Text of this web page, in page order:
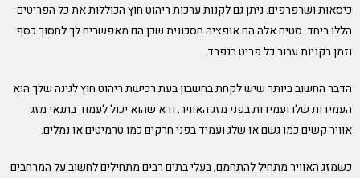
כיסאות ושרפרפים. ניתן גם לקנות ערכות ריהוט חוץ הכוללות את כל הפריטים
הללו ביחד. סטים אלה הם אופציה חסכונית שכן הם מאפשרים לך לחסוך כסף
וזמן בקניות עבור כל פריט בנפרד.
הדבר החשוב ביותר שיש לקחת בחשבון בעת רכישת ריהוט חוץ לגינה שלך הוא
העמידות שלו ועמידות בפני מזג האוויר. ודא שהוא יכול לעמוד בתנאי מזג
אוויר קשים כמו גשם או שלג ועמיד בפני חרקים כמו טרמיטים או נמלים.
כשמזג האוויר מתחיל להתחמם, בעלי בתים רבים מתחילים לחשוב על המרחבים